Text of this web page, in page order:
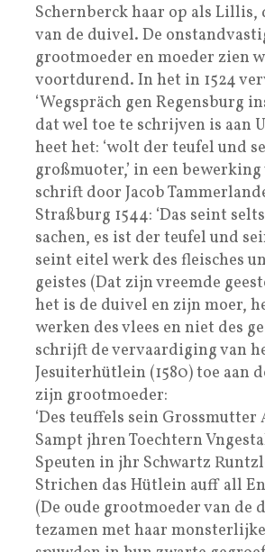
Schernberck haar op als Lillis,
van de duivel. De
grootmoeder en moeder zien
voortdurend. In het in 1524
‘Wegspräch gen Regensburg
dat wel toe te schrijven is aan
heet het: ‘wolt der teufel und
großmuoter,’ in een
schrift door Jacob
Straßburg 1544: ‘Das seint
sachen, es ist der teufel und
seint eitel werk des fleisches
geistes (Dat zijn vreemde
het is de duivel en zijn moer,
werken des vlees en niet des
schrijft de vervaardiging van
Jesuiterhütlein (1580) toe aan
zijn grootmoeder:
‘Des teuffels sein Grossmutter
Sampt jhren Toechtern
Speuten in jhr Schwartz
Strichen das Hütlein auff all
(De oude grootmoeder van de
tezamen met haar